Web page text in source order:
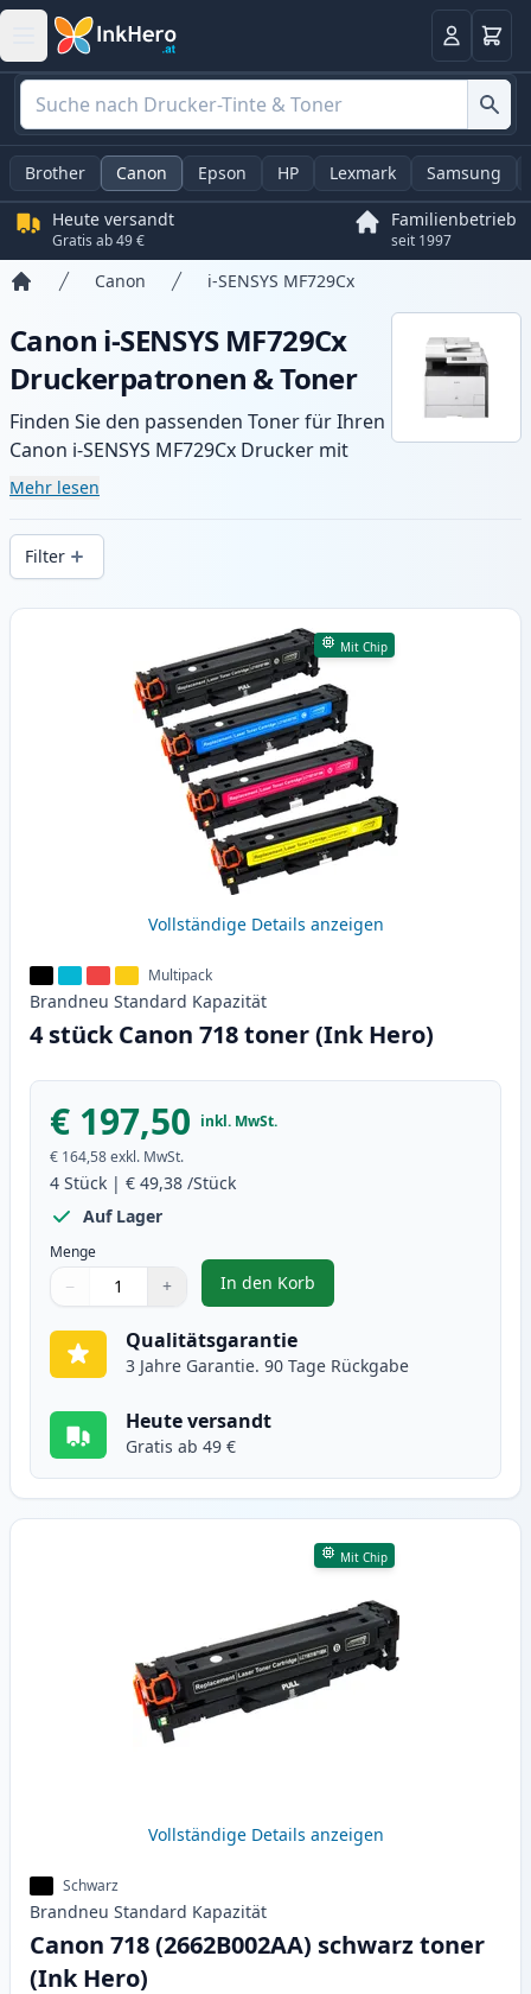
Anmelden
Brother Canon Epson HP Lexmark Samsung
Heute versandt
Gratis ab 49 €
Familienbetrieb
seit 1997
Canon i-SENSYS MF729Cx
Canon i-SENSYS MF729Cx
Druckerpatronen & Toner
Finden Sie den passenden Toner für Ihren
Canon i-SENSYS MF729Cx Drucker mit
unserer Auswahl an kompatiblen und XL-
gleichbleibender Druckqualität und
schnellem Versand aus lokalem Lager in .
Mehr lesen
Filter
Produkte
Mit Chip
Vollständige Details anzeigen
Multipack
Brandneu Standard Kapazität
4 stück Canon 718 toner (Ink Hero)
€ 197,50 inkl. MwSt.
€ 164,58exkl. MwSt.
4 Stück | € 49,38 /Stück
Auf Lager
Menge
Verwenden Sie die Tasten, um anzupassen
− +
1
In den Korb
, 4 stück Canon 718 toner (Ink
Qualitätsgarantie
3 Jahre Garantie. 90 Tage Rückgabe
Heute versandt
Gratis ab 49 €
Mit Chip
Vollständige Details anzeigen
Schwarz
Brandneu Standard Kapazität
Canon 718 (2662B002AA) schwarz toner
(Ink Hero)